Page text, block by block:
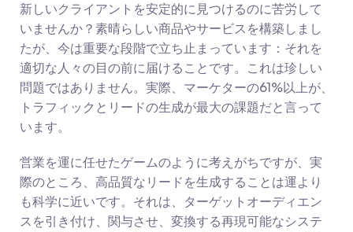
新しいクライアントを安定的に見つけるのに苦労して
いませんか？素晴らしい商品やサービスを構築しまし
たが、今は重要な段階で立ち止まっています：それを
適切な人々の目の前に届けることです。これは珍しい
問題ではありません。実際、マーケターの61%以上が、
トラフィックとリードの生成が最大の課題だと言って
います。
営業を運に任せたゲームのように考えがちですが、実
際のところ、高品質なリードを生成することは運より
も科学に近いです。それは、ターゲットオーディエン
スを引き付け、関与させ、変換する再現可能なシステ